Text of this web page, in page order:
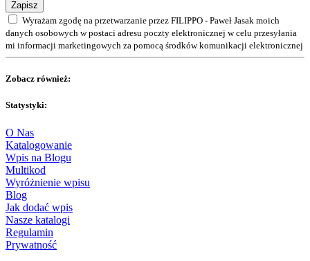
Zapisz
Wyrażam zgodę na przetwarzanie przez FILIPPO - Paweł Jasak moich
danych osobowych w postaci adresu poczty elektronicznej w celu przesyłania
mi informacji marketingowych za pomocą środków komunikacji elektronicznej
Zobacz również:
Statystyki:
O Nas
Katalogowanie
Wpis na Blogu
Multikod
Wyróżnienie wpisu
Blog
Jak dodać wpis
Nasze katalogi
Regulamin
Prywatność